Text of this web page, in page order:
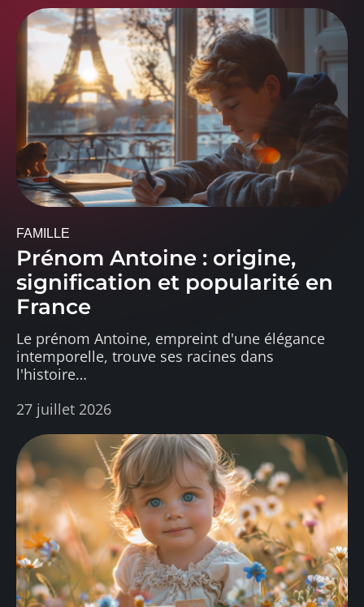
FAMILLE
Prénom Antoine : origine,
signification et popularité en
France
Le prénom Antoine, empreint d'une élégance
intemporelle, trouve ses racines dans
l'histoire…
27 juillet 2026